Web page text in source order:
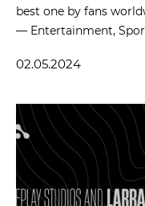
best one by fans
— Entertainment,
02.05.2024